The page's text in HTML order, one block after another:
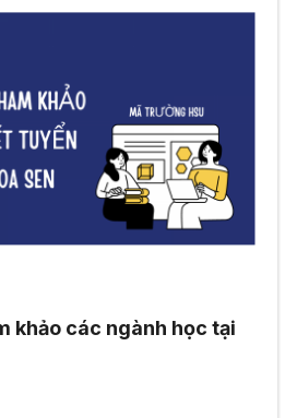
khảo các ngành học tại